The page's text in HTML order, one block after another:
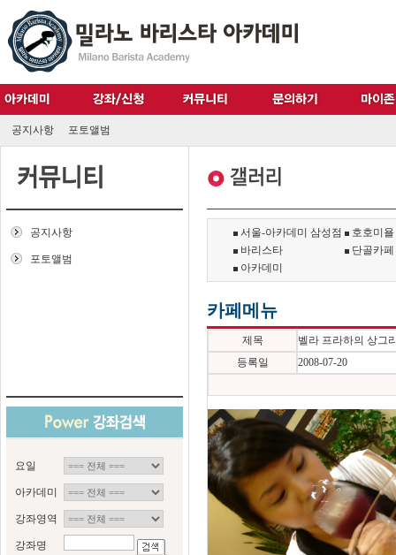
공지사항 포토앨범
공지사항
포토앨범
요일
아카데미
강좌영역
강좌명
서울-아카데미 삼성점
호호미욜
바리스타
단골카
아카데미
카페메뉴
제목
벨라 프라하의 상그
등록일
2008-07-20